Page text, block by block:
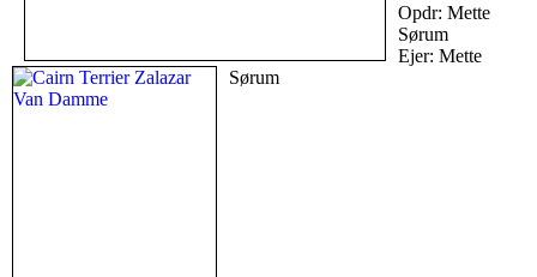
Opdr: Mette
Sørum
Ejer: Mette
Sørum